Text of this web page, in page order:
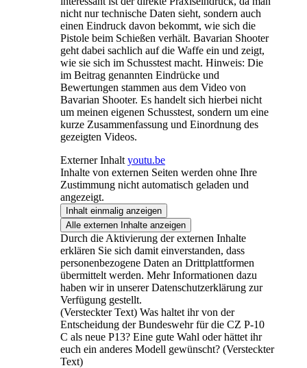
nicht nur technische Daten sieht, sondern auch
einen Eindruck davon bekommt, wie sich die
Pistole beim Schießen verhält. Bavarian Shooter
geht dabei sachlich auf die Waffe ein und zeigt,
wie sie sich im Schusstest macht. Hinweis: Die
im Beitrag genannten Eindrücke und
Bewertungen stammen aus dem Video von
Bavarian Shooter. Es handelt sich hierbei nicht
um meinen eigenen Schusstest, sondern um eine
kurze Zusammenfassung und Einordnung des
gezeigten Videos.
Externer Inhalt youtu.be
Inhalte von externen Seiten werden ohne Ihre
Zustimmung nicht automatisch geladen und
angezeigt.
Inhalt einmalig anzeigen
Alle externen Inhalte anzeigen
Durch die Aktivierung der externen Inhalte
erklären Sie sich damit einverstanden, dass
personenbezogene Daten an Drittplattformen
übermittelt werden. Mehr Informationen dazu
haben wir in unserer Datenschutzerklärung zur
Verfügung gestellt.
(Versteckter Text) Was haltet ihr von der
Entscheidung der Bundeswehr für die CZ P-10
C als neue P13? Eine gute Wahl oder hättet ihr
euch ein anderes Modell gewünscht? (Versteckter
Text)